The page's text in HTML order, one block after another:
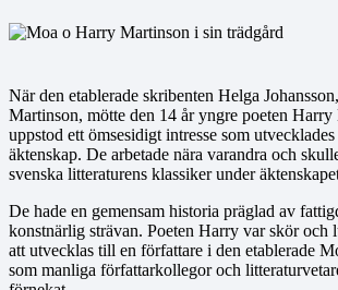
När den etablerade skribenten Helga
Martinson, mötte den 14 år yngre poeten
uppstod ett ömsesidigt intresse som
äktenskap. De arbetade nära varandra och
svenska litteraturens klassiker under
De hade en gemensam historia präglad av
konstnärlig strävan. Poeten Harry var skör och
att utvecklas till en författare i den etablerade
som manliga författarkollegor och